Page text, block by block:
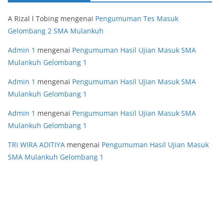
A Rizal l Tobing mengenai Pengumuman Tes Masuk
Gelombang 2 SMA Mulankuh
Admin 1 mengenai Pengumuman Hasil Ujian Masuk SMA
Mulankuh Gelombang 1
Admin 1 mengenai Pengumuman Hasil Ujian Masuk SMA
Mulankuh Gelombang 1
Admin 1 mengenai Pengumuman Hasil Ujian Masuk SMA
Mulankuh Gelombang 1
TRI WIRA ADITIYA mengenai Pengumuman Hasil Ujian Masuk
SMA Mulankuh Gelombang 1